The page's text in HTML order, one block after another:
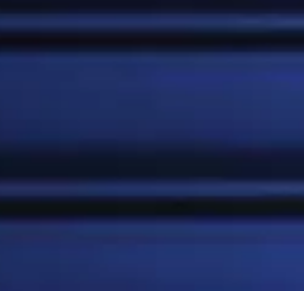
SABORIZADAS